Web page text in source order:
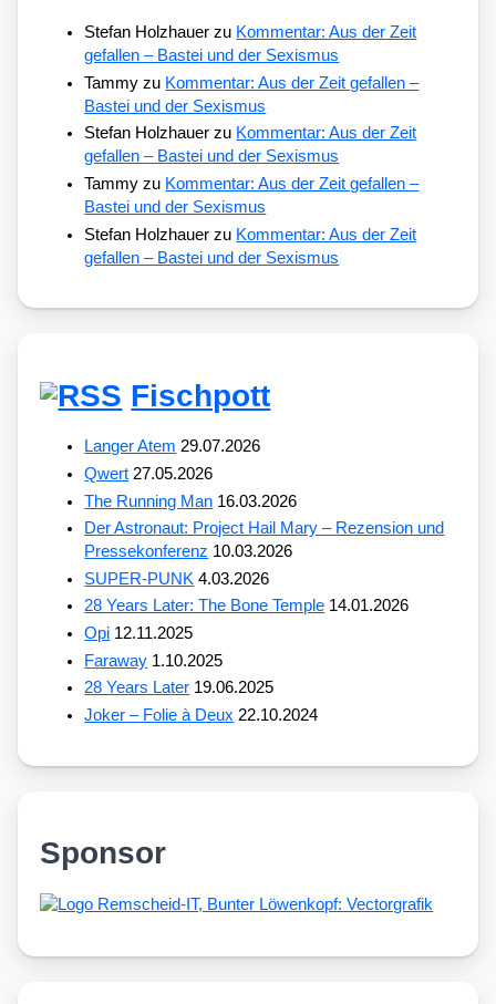
Stefan Holzhauer zu Kommentar: Aus der Zeit
gefallen – Bastei und der Sexismus
Tammy zu Kommentar: Aus der Zeit gefallen –
Bastei und der Sexismus
Stefan Holzhauer zu Kommentar: Aus der Zeit
gefallen – Bastei und der Sexismus
Tammy zu Kommentar: Aus der Zeit gefallen –
Bastei und der Sexismus
Stefan Holzhauer zu Kommentar: Aus der Zeit
gefallen – Bastei und der Sexismus
Fischpott
Langer Atem 29.07.2026
Qwert 27.05.2026
The Running Man 16.03.2026
Der Astronaut: Project Hail Mary – Rezension und
Pressekonferenz 10.03.2026
SUPER-PUNK 4.03.2026
28 Years Later: The Bone Temple 14.01.2026
Opi 12.11.2025
Faraway 1.10.2025
28 Years Later 19.06.2025
Joker – Folie à Deux 22.10.2024
Sponsor